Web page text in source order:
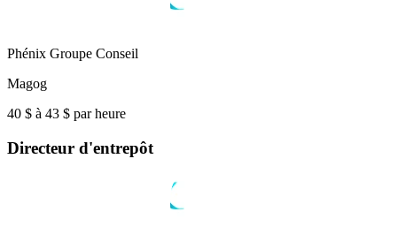
Phénix Groupe Conseil
Magog
40 $ à 43 $ par heure
Directeur d'entrepôt